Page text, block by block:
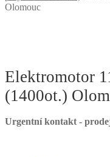
Olomouc
Elektromotor
(1400ot.)
Urgentní kontakt -